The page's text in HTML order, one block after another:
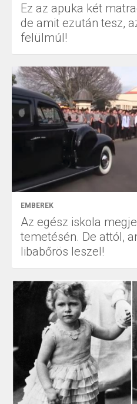
Ez az apuka két
de amit ezután tesz,
felülmúl!
EMBEREK
Az egész iskola
temetésén. De attól,
libabőrös leszel!